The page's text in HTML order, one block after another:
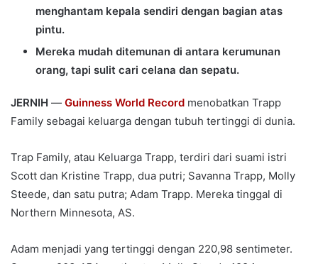
menghantam kepala sendiri dengan bagian atas
pintu.
Mereka mudah ditemunan di antara kerumunan
orang, tapi sulit cari celana dan sepatu.
JERNIH — Guinness World Record menobatkan Trapp
Family sebagai keluarga dengan tubuh tertinggi di dunia.
Trap Family, atau Keluarga Trapp, terdiri dari suami istri
Scott dan Kristine Trapp, dua putri; Savanna Trapp, Molly
Steede, dan satu putra; Adam Trapp. Mereka tinggal di
Northern Minnesota, AS.
Adam menjadi yang tertinggi dengan 220,98 sentimeter.